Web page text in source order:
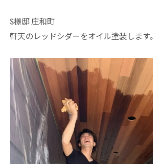
S様邸 庄和町
軒天のレッドシダーをオイル塗装します。